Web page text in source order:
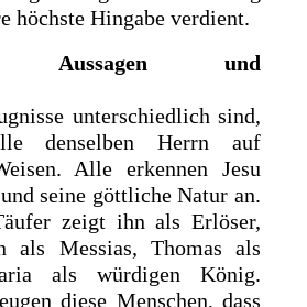
höchste Hingabe verdient.
Aussagen und
unterschiedlich sind,
denselben Herrn auf
Alle erkennen Jesu
seine göttliche Natur an.
zeigt ihn als Erlöser,
als Messias, Thomas als
als würdigen König.
diese Menschen, dass